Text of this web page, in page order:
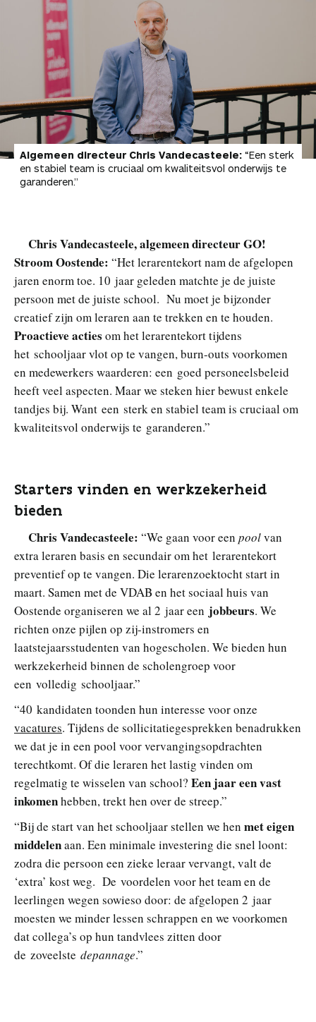
Algemeen directeur Chris Vandecasteele: “Een sterk
en stabiel team is cruciaal om kwaliteitsvol onderwijs te
garanderen.”
Chris Vandecasteele, algemeen directeur GO!
Stroom Oostende: “Het lerarentekort nam de afgelopen
jaren enorm toe. 10 jaar geleden matchte je de juiste
persoon met de juiste school. Nu moet je bijzonder
creatief zijn om leraren aan te trekken en te houden.
Proactieve acties om het lerarentekort tijdens
het schooljaar vlot op te vangen, burn-outs voorkomen
en medewerkers waarderen: een goed personeelsbeleid
heeft veel aspecten. Maar we steken hier bewust enkele
tandjes bij. Want een sterk en stabiel team is cruciaal om
kwaliteitsvol onderwijs te garanderen.”
Starters vinden en werkzekerheid
bieden
Chris Vandecasteele: “We gaan voor een poolvan
extra leraren basis en secundair om het lerarentekort
preventief op te vangen. Die lerarenzoektocht start in
maart. Samen met de VDAB en het sociaal huis van
Oostende organiseren we al 2 jaar een jobbeurs. We
richten onze pijlen op zij-instromers en
laatstejaarsstudenten van hogescholen. We bieden hun
werkzekerheid binnen de scholengroep voor
een volledig schooljaar.”
“40 kandidaten toonden hun interesse voor onze
vacatures. Tijdens de sollicitatiegesprekken benadrukken
we dat je in een pool voor vervangingsopdrachten
terechtkomt. Of die leraren het lastig vinden om
regelmatig te wisselen van school? Een jaar een vast
inkomenhebben, trekt hen over de streep.”
“Bij de start van het schooljaar stellen we hen met eigen
middelenaan. Een minimale investering die snel loont:
zodra die persoon een zieke leraar vervangt, valt de
‘extra’ kost weg. De voordelen voor het team en de
leerlingen wegen sowieso door: de afgelopen 2 jaar
moesten we minder lessen schrappen en we voorkomen
dat collega’s op hun tandvlees zitten door
de zoveelste depannage.”